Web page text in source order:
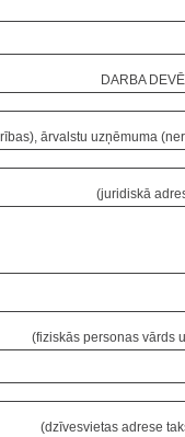
DARBA
ārvalstu uzņēmuma
(juridiskā
(fiziskās personas vārds
(dzīvesvietas adrese